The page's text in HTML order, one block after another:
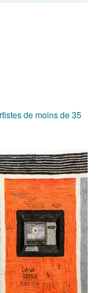
de moins de 35